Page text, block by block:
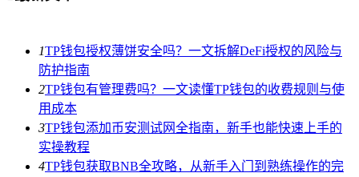
1TP钱包授权薄饼安全吗？一文拆解DeFi授权的风险与
防护指南
2TP钱包有管理费吗？一文读懂TP钱包的收费规则与使
用成本
3TP钱包添加币安测试网全指南，新手也能快速上手的
实操教程
4TP钱包获取BNB全攻略，从新手入门到熟练操作的完